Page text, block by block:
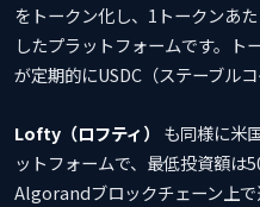
をトークン化し、1トークンあ
したプラットフォームです。ト
が定期的にUSDC（ステーブル
Lofty（ロフティ）
も同様に米
ットフォームで、最低投資額は
Algorandブロックチェーン上で